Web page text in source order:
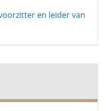
en leider van